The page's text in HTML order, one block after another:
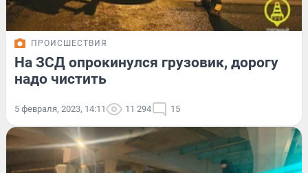
ПРОИСШЕСТВИЯ
На ЗСД опрокинулся грузовик, дорогу
надо чистить
5 февраля, 2023, 14:11 11 294 15